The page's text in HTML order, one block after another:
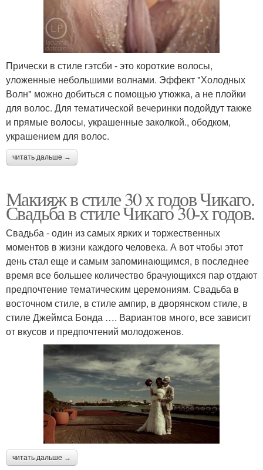
Прически в стиле гэтсби - это короткие волосы,
уложенные небольшими волнами. Эффект "Холодных
Волн" можно добиться с помощью утюжка, а не плойки
для волос. Для тематической вечеринки подойдут также
и прямые волосы, украшенные заколкой., ободком,
украшением для волос.
читать дальше →
Макияж в стиле 30 х годов Чикаго.
Свадьба в стиле Чикаго 30-х годов.
Свадьба - один из самых ярких и торжественных
моментов в жизни каждого человека. А вот чтобы этот
день стал еще и самым запоминающимся, в последнее
время все большее количество брачующихся пар отдают
предпочтение тематическим церемониям. Свадьба в
восточном стиле, в стиле ампир, в дворянском стиле, в
стиле Джеймса Бонда …. Вариантов много, все зависит
от вкусов и предпочтений молодоженов.
читать дальше →